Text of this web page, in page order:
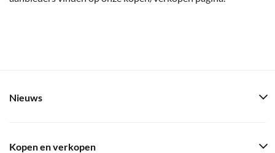
Nieuws
Kopen en verkopen